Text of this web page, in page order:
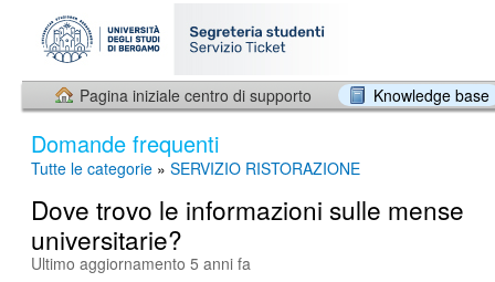
Pagina iniziale centro di supporto Knowledge base
Domande frequenti
Tutte le categorie » SERVIZIO RISTORAZIONE
Dove trovo le informazioni sulle mense
universitarie?
Ultimo aggiornamento 5 anni fa